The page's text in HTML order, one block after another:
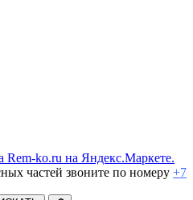
частей звоните по номеру +7